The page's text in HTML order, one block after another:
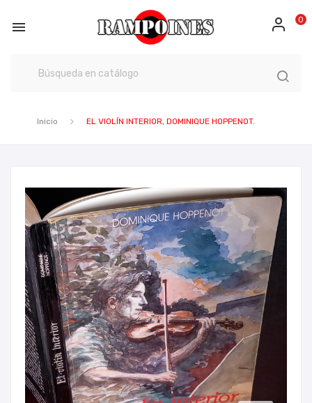
 0
Inicio EL VIOLÍN INTERIOR, DOMINIQUE HOPPENOT.